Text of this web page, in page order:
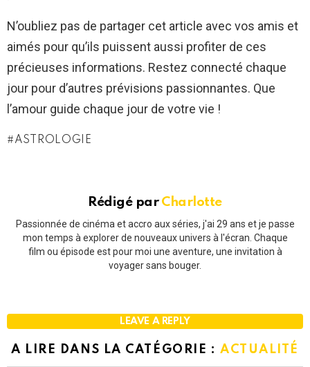
N’oubliez pas de partager cet article avec vos amis et
aimés pour qu’ils puissent aussi profiter de ces
précieuses informations. Restez connecté chaque
jour pour d’autres prévisions passionnantes. Que
l’amour guide chaque jour de votre vie !
ASTROLOGIE
Rédigé par Charlotte
Passionnée de cinéma et accro aux séries, j'ai 29 ans et je passe
mon temps à explorer de nouveaux univers à l'écran. Chaque
film ou épisode est pour moi une aventure, une invitation à
voyager sans bouger.
LEAVE A REPLY
A LIRE DANS LA CATÉGORIE : ACTUALITÉ